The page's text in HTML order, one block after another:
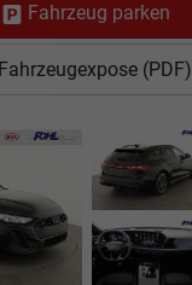
Fahrzeug parken
Fahrzeugexpose (PDF)